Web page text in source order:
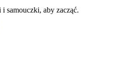
samouczki, aby zacząć.